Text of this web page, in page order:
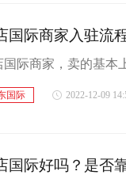
国际商家入驻流
国际 2022-12-09
国际好吗？是否